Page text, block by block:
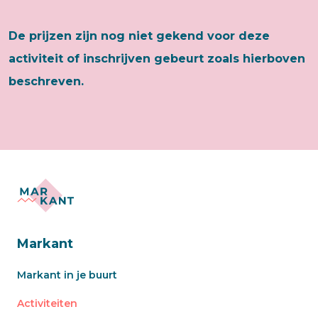
De prijzen zijn nog niet gekend voor deze
activiteit of inschrijven gebeurt zoals hierboven
beschreven.
Markant
Markant in je buurt
Activiteiten